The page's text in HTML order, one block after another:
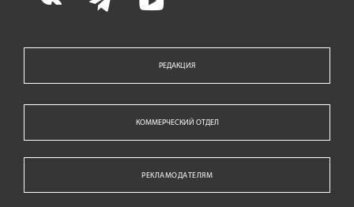
РЕДАКЦИЯ
КОММЕРЧЕСКИЙ ОТДЕЛ
РЕКЛАМОДАТЕЛЯМ